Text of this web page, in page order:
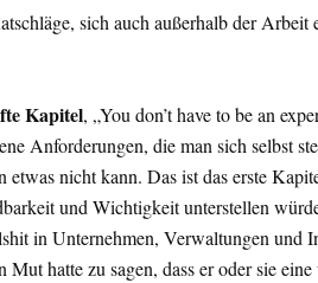
sich auch außerhalb der
Kapitel, „You don’t have to be an
Anforderungen, die man sich selbst
etwas nicht kann. Das ist das erste
und Wichtigkeit unterstellen
in Unternehmen, Verwaltungen und
Mut hatte zu sagen, dass er oder sie